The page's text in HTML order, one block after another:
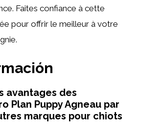
Faites confiance à cette
pour offrir le meilleur à votre
avantages des
Plan Puppy Agneau par
marques pour chiots